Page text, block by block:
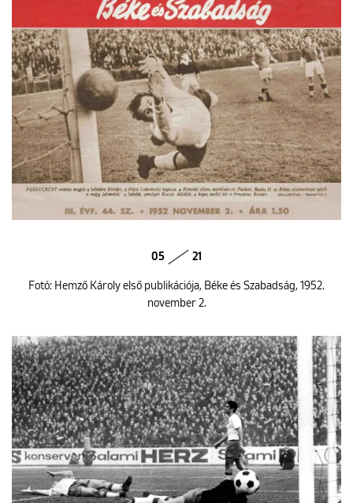
05 21
Fotó: Hemző Károly első publikációja, Béke és Szabadság, 1952.
november 2.